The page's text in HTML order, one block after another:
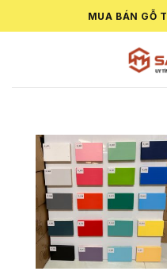
to
MUA BÁN GỖ